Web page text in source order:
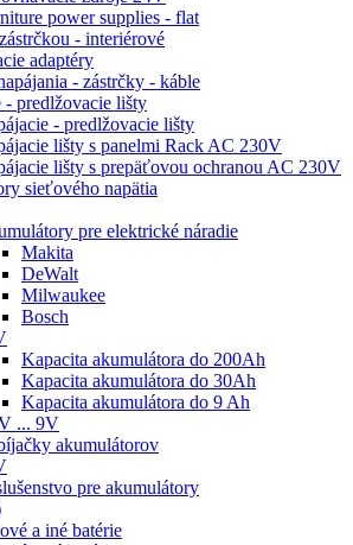
power supplies - flat
- interiérové
adaptéry
- zástrčky - káble
- predlžovacie lišty
- predlžovacie lišty
lišty s panelmi Rack AC 230V
lišty s prepäťovou ochranou AC 230V
sieťového napätia
pre elektrické náradie
Makita
DeWalt
Milwaukee
Bosch
Kapacita akumulátora do 200Ah
Kapacita akumulátora do 30Ah
Kapacita akumulátora do 9 Ah
... 9V
akumulátorov
pre akumulátory
a iné batérie